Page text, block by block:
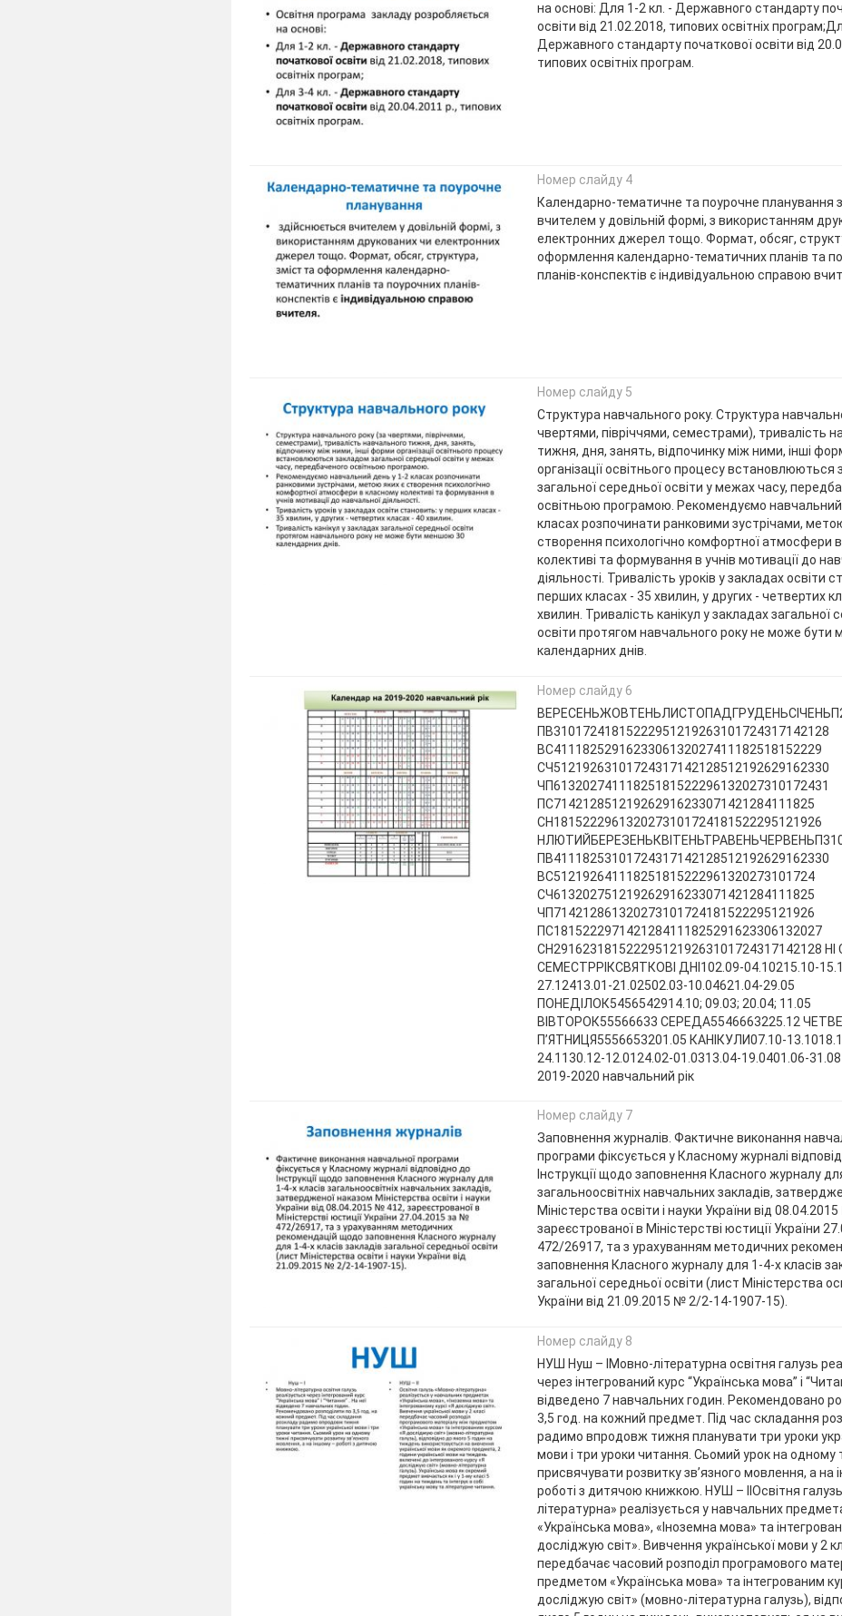
на основі: Для 1-2 кл. - Державного стандарту
освіти від 21.02.2018, типових освітніх
Державного стандарту початкової освіти від
типових освітніх програм.
Номер слайду 4
Календарно-тематичне та поурочне планування
вчителем у довільній формі, з використанням
електронних джерел тощо. Формат, обсяг,
оформлення календарно-тематичних планів та
планів-конспектів є індивідуальною справою
Номер слайду 5
Структура навчального року. Структура
чвертями, півріччями, семестрами), тривалість
тижня, дня, занять, відпочинку між ними, інші
організації освітнього процесу встановлюються
загальної середньої освіти у межах часу,
освітньою програмою. Рекомендуємо
класах розпочинати ранковими зустрічами,
створення психологічно комфортної атмосфери
колективі та формування в учнів мотивації до
діяльності. Тривалість уроків у закладах освіти
перших класах - 35 хвилин, у других - четвертих
хвилин. Тривалість канікул у закладах загальної
освіти протягом навчального року не може бути
календарних днів.
Номер слайду 6
ПВ31017241815222951219263101724317142128
ВС4111825291623306132027411182518152229
СЧ51219263101724317142128512192629162330
ЧП61320274111825181522296132027310172431
ПС714212851219262916233071421284111825
СН1815222961320273101724181522295121926
ПВ41118253101724317142128512192629162330
ВС512192641118251815222961320273101724
СЧ613202751219262916233071421284111825
ЧП714212861320273101724181522295121926
ПС1815222971421284111825291623306132027
СН2916231815222951219263101724317142128 НІ
СЕМЕСТРРІКСВЯТКОВІ ДНІ102.09-04.10215.10-
27.12413.01-21.02502.03-10.04621.04-29.05
ПОНЕДІЛОК5456542914.10; 09.03; 20.04; 11.05
ВІВТОРОК55566633 СЕРЕДА5546663225.12
П’ЯТНИЦЯ5556653201.05 КАНІКУЛИ07.10-
24.1130.12-12.0124.02-01.0313.04-19.0401.06-
2019-2020 навчальний рік
Номер слайду 7
Заповнення журналів. Фактичне виконання
програми фіксується у Класному журналі
Інструкції щодо заповнення Класного журналу
загальноосвітніх навчальних закладів,
Міністерства освіти і науки України від
зареєстрованої в Міністерстві юстиції України
472/26917, та з урахуванням методичних
заповнення Класного журналу для 1-4-х класів
загальної середньої освіти (лист Міністерства
України від 21.09.2015 № 2/2-14-1907-15).
Номер слайду 8
НУШ Нуш – ІМовно-літературна освітня галузь
через інтегрований курс “Українська мова” і
відведено 7 навчальних годин. Рекомендовано
3,5 год. на кожний предмет. Під час складання
радимо впродовж тижня планувати три уроки
мови і три уроки читання. Сьомий урок на одному
присвячувати розвитку зв’язного мовлення, а на
роботі з дитячою книжкою. НУШ – ІІОсвітня
літературна» реалізується у навчальних
«Українська мова», «Іноземна мова» та
досліджую світ». Вивчення української мови у 2
передбачає часовий розподіл програмового
предметом «Українська мова» та інтегрованим
досліджую світ» (мовно-літературна галузь),